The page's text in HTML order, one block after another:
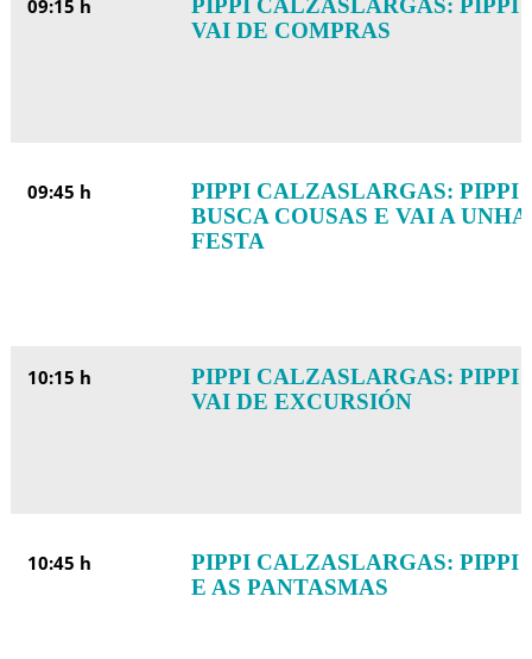
09:15 h
PIPPI CALZASLARGAS: PIPPI
VAI DE COMPRAS
09:45 h
PIPPI CALZASLARGAS: PIPPI
BUSCA COUSAS E VAI A UNHA
FESTA
10:15 h
PIPPI CALZASLARGAS: PIPPI
VAI DE EXCURSIÓN
10:45 h
PIPPI CALZASLARGAS: PIPPI
E AS PANTASMAS